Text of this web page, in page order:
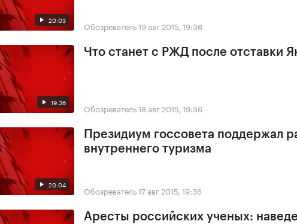
20:03 Обозреватель19 авг 2015, 19:36
19:36
Что станет с РЖД после отставки
Обозреватель18 авг 2015, 19:36
20:04
Президиум госсовета поддержал
внутреннего туризма
Обозреватель17 авг 2015, 19:36
Аресты российских ученых: